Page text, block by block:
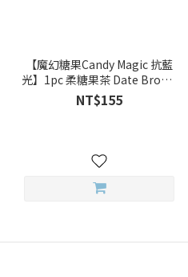
【魔幻糖果Candy Magic 抗藍
光】1pc 柔糖果茶 Date Brown
彩色月拋
NT$155